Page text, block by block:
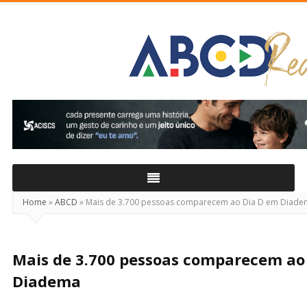
Home »ABCD » Mais de 3.700 pessoas comparecem ao Dia D em
Mais de 3.700 pessoas comparecem
Diadema